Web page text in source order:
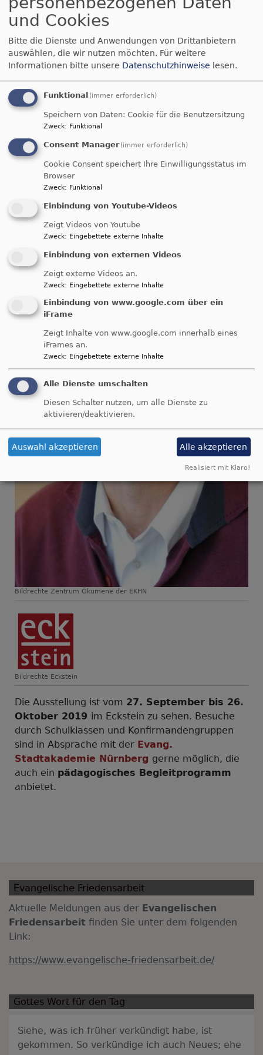
Bildrechte Zentrum Ökumene der EKHN
auf den verschiedenen Etagen des Eckstein
aufgebaut sind und vermittelt Ideen und Beispiele
für die friedenpädagogische Arbeit mit der
interaktiven Ausstellung.
Referent: Wolfgang Buff, Referent für
Friedensbildung imZentrum Ökumene der
Evang. Landeskirchen in Hessen
Jugend- und Konfirmandenarbeit
Bildrechte Eckstein
Die Ausstellung ist vom 27. September bis 26.
Oktober 2019 im Eckstein zu sehen. Besuche
durch Schulklassen und Konfirmandengruppen
sind in Absprache mit der Evang.
Stadtakademie Nürnberg gerne möglich, die
auch ein pädagogisches Begleitprogramm
anbietet.
Evangelische Friedensarbeit
Aktuelle Meldungen aus der Evangelischen
Friedensarbeit finden Sie unter dem folgenden
Link:
https://www.evangelische-friedensarbeit.de/
Gottes Wort für den Tag
Siehe, was ich früher verkündigt habe, ist
gekommen. So verkündige ich auch Neues; ehe
und Cookies
Bitte die Dienste und Anwendungen von Drittanbietern
auswählen, die wir nutzen möchten. Für weitere
Informationen bitte unsere Datenschutzhinweise lesen.
Funktional (immer erforderlich)
Speichern von Daten: Cookie für die Benutzersitzung
Zweck: Funktional
Consent Manager (immer erforderlich)
Cookie Consent speichert Ihre Einwilligungsstatus im
Browser
Zweck: Funktional
Einbindung von Youtube-Videos
Zeigt Videos von Youtube
Zweck: Eingebettete externe Inhalte
Einbindung von externen Videos
Zeigt externe Videos an.
Zweck: Eingebettete externe Inhalte
Einbindung von www.google.com über ein
iFrame
Zeigt Inhalte von www.google.com innerhalb eines
iFrames an.
Zweck: Eingebettete externe Inhalte
Alle Dienste umschalten
Diesen Schalter nutzen, um alle Dienste zu
aktivieren/deaktivieren.
Auswahl akzeptieren Alle akzeptieren
Realisiert mit Klaro!